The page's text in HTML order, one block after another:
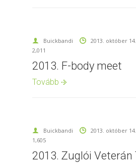
Buickbandi 2013. október 14.
2,011
2013. F-body meet
Tovább
Buickbandi 2013. október 14.
1,605
2013. Zuglói Veterán